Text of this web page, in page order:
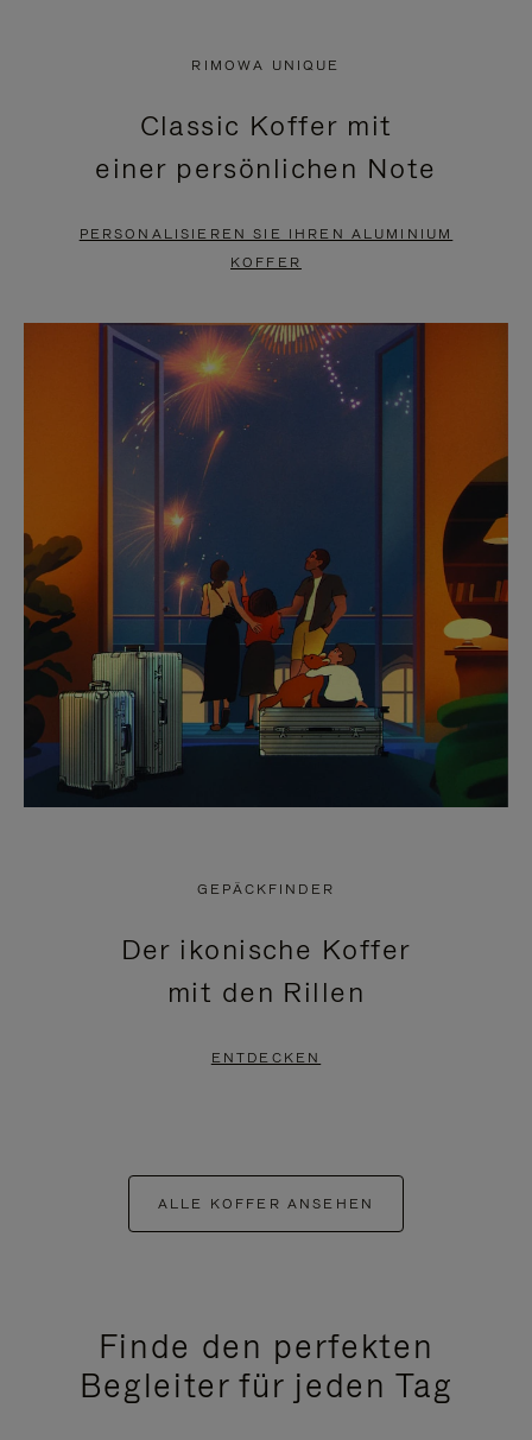
PAUSIERT,
BITTE
DRÜCKEN
ANZUHALTEN
KLICKEN
SIE
ZUM
AUFHEBEN
STUMMSCHALTUNG
RIMOWA UNIQUE
Classic Koffer mit
einer persönlichen Note
PERSONALISIEREN SIE IHREN ALUMINIUM
KOFFER
GEPÄCKFINDER
Der ikonische Koffer
mit den Rillen
ENTDECKEN
ALLE KOFFER ANSEHEN
Finde den perfekten
Begleiter für jeden Tag